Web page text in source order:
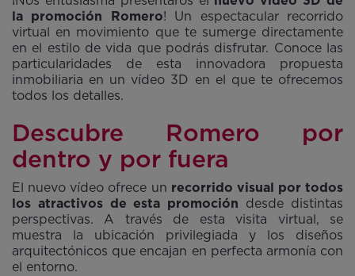
la promoción Romero! Un espectacular recorrido
virtual en movimiento que te sumerge directamente
en el estilo de vida que podrás disfrutar. Conoce las
particularidades de esta innovadora propuesta
inmobiliaria en un vídeo 3D en el que te ofrecemos
todos los detalles.
Descubre Romero por
dentro y por fuera
El nuevo vídeo ofrece un recorrido visual por todos
los atractivos de esta promoción desde distintas
perspectivas. A través de esta visita virtual, se
muestra la ubicación privilegiada y los diseños
arquitectónicos que encajan en perfecta armonía con
el entorno.